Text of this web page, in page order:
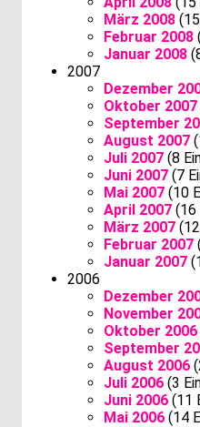
März 2008
Februar 2008
Januar 2008
2007
Dezember
Oktober 2007
September
August 2007
Juli 2007 (8
Juni 2007 (7
Mai 2007 (10
April 2007 (16
März 2007
Februar 2007
Januar 2007
2006
Dezember
November
Oktober 2006
September
August 2006
Juli 2006 (3
Juni 2006 (11
Mai 2006 (14